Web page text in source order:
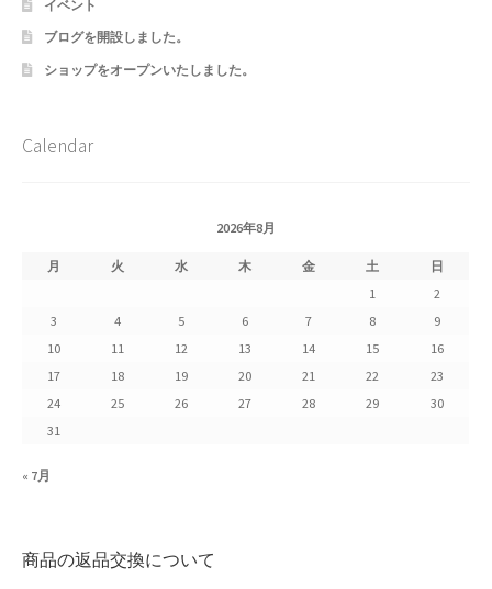
wpwBot Mobile App
お問い合わせ
ご利用規約
よくある質問
カート
イベント
ブログを開設しました。
ショップをオープンいたしました。
Calendar
2026年8月
月 火 水 木 金 土
日
1
2
3
4 5 6 7 8
9
10
11 12 13 14 15
16
17
18 19 20 21 22
23
24
25 26 27 28 29
30
31
« 7月
商品の返品交換について